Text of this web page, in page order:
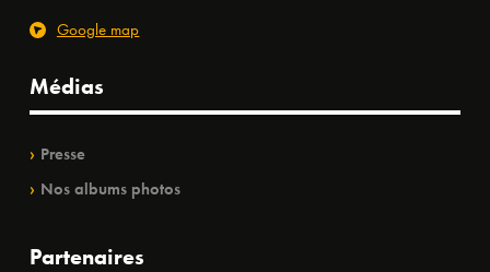
Google map
Médias
Presse
Nos albums photos
Partenaires